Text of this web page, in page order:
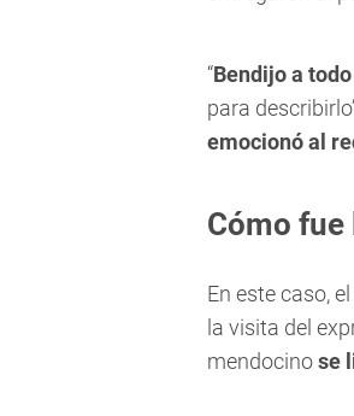
“Bendijo a
para
emocionó al
Cómo
En este caso,
la visita del
mendocinose